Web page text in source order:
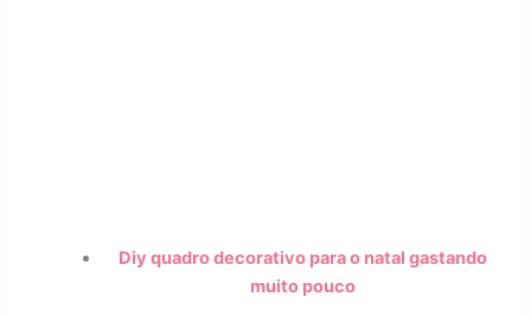
Diy quadro decorativo para o natal gastando
muito pouco